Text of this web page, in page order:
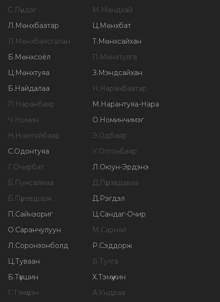
С.Лүндэг М.Мандхай
Л.Мөнхбаатар Ц.Мөнхбат
Л.Мөнхбаясгалан Т.Мөнхсайхан
Б.Мөнхсоёл П.Мөнхтулга
Ц.Мөнхтуяа З.Мэндсайхан
Б.Найдалаа Н.Наранбаатар
П.Наранбаяр М.Нарантуяа-Нара
Ч.Номин О.Номинчимэг
Н.Номтойбаяр Э.Одбаяр
С.Одонтуяа У.Отгонбаяр
Г.Очирбат Л.Оюун-Эрдэнэ
Б.Пунсалмаа Д.Пүрэвдаваа
Б.Пүрэвдорж Д.Рэгдэл
П.Сайнзориг Ц.Сандаг-Очир
О.Саранчулуун М.Сарнай
Л.Соронзонболд Р.Сэддорж
Ц.Туваан Б.Тулга
Б.Түвшин Х.Тэмүүжин
Г.Тэмүүлэн А.Ундраа